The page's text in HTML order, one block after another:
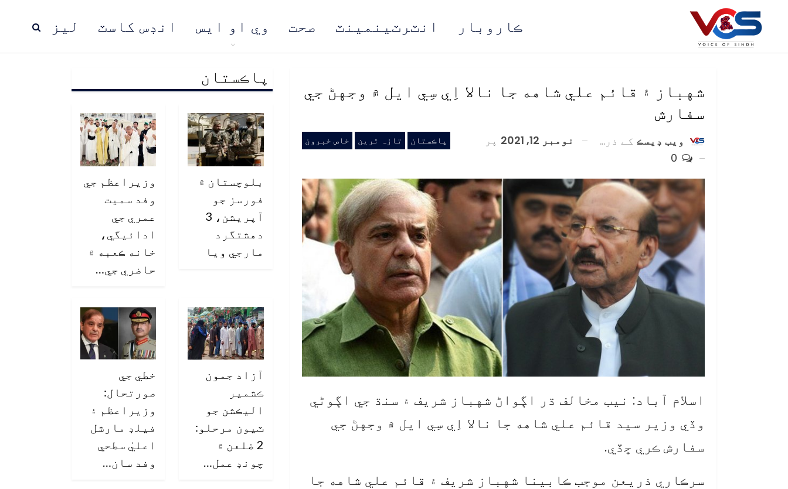
ليز انڊس کاسٽ وي او ايس صحت انٽرٽينمينٽ ڪاروبار
پاڪستان مُنڍ
شهباز ۽ قائم علي شاهه جا نالا اِي سِي ايل ۾ وجهڻ جي
سفارش
پاڪستان تازہ ترین خاص خبرون ويب ڊيسڪ کے ذریعہ نومبر 12, 2021
پر
اسلام آباد: نيب مخالف ڌر اڳواڻ شهباز شريف ۽ سنڌ جي اڳوڻي
وڏي وزير سيد قائم علي شاهه جا نالا اِي سِي ايل ۾ وجهڻ جي
سفارش ڪري ڇڏي.
سرڪاري ذريعن موجب ڪابينا شهباز شريف ۽ قائم علي شاهه جا
پاڪستان
بلوچستان ۾
فورسز جو
آپريشن، 3
دهشتگرد
مارجي ويا
وزيراعظم جي
وفد سميت
عمري جي
ادائيگي،
خانه ڪعبه ۾
حاضري جي…
آزاد جمون
ڪشمير
اليڪشن جو
ٽيون مرحلو:
2 ضلعن ۾
چونڊ عمل…
خطي جي
صورتحال:
وزيراعظم ۽
فيلڊ مارشل
اعليٰ سطحي
وفد سان…